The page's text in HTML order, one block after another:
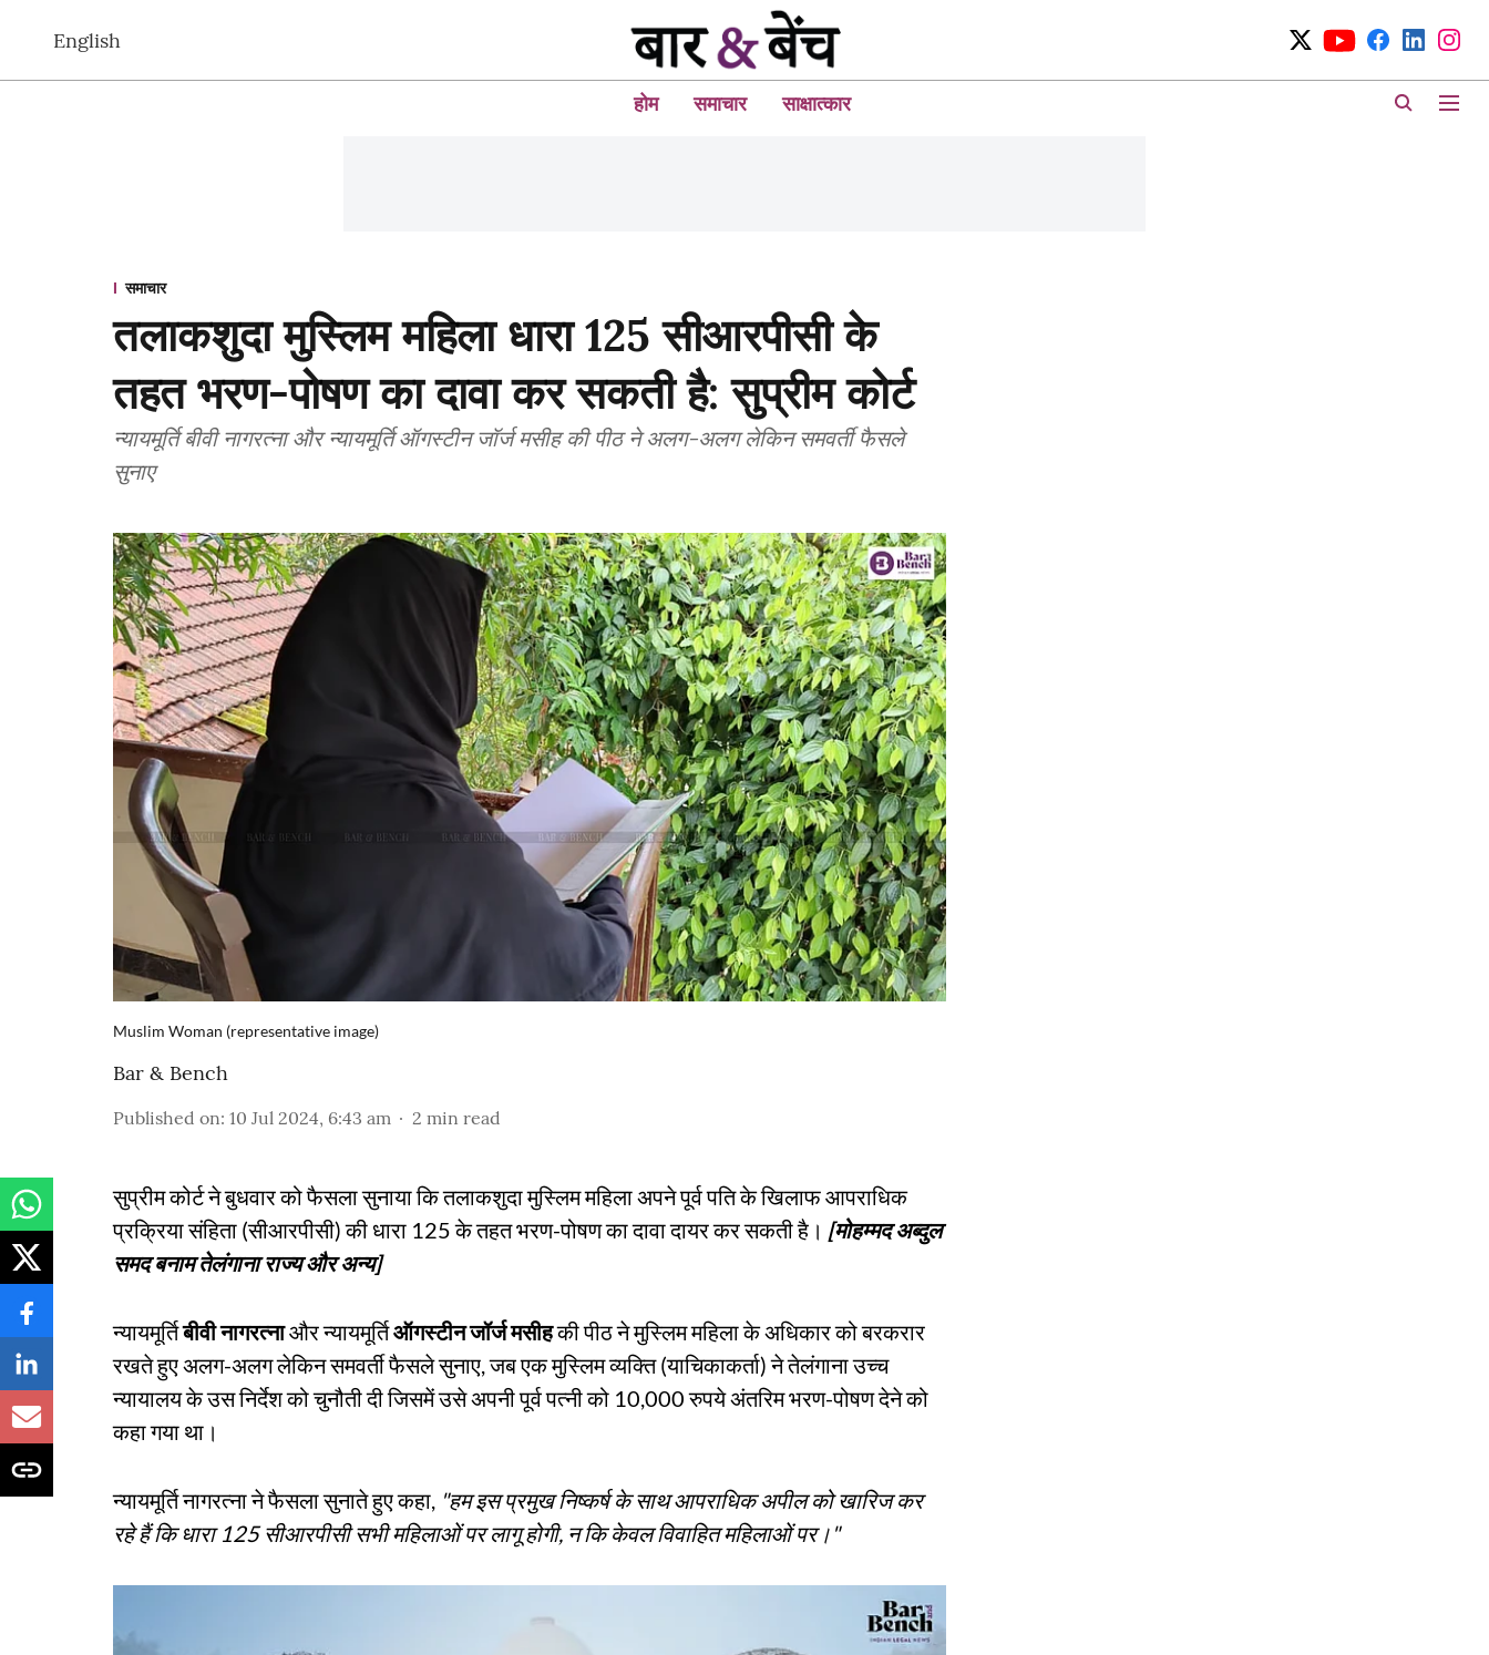
English
होम समाचार साक्षात्कार
समाचार
तलाकशुदा मुस्लिम महिला धारा 125 सीआरपीसी के
तहत भरण-पोषण का दावा कर सकती है: सुप्रीम कोर्ट
न्यायमूर्ति बीवी नागरत्ना और न्यायमूर्ति ऑगस्टीन जॉर्ज मसीह की पीठ ने अलग-अलग लेकिन समवर्ती फैसले
सुनाए
Muslim Woman (representative image)
Bar & Bench
Published on: 10 Jul 2024, 6:43 am 2 min read
सुप्रीम कोर्ट ने बुधवार को फैसला सुनाया कि तलाकशुदा मुस्लिम महिला अपने पूर्व पति के खिलाफ आपराधिक
प्रक्रिया संहिता (सीआरपीसी) की धारा 125 के तहत भरण-पोषण का दावा दायर कर सकती है। [मोहम्मद अब्दुल
समद बनाम तेलंगाना राज्य और अन्य]
न्यायमूर्तिबीवी नागरत्नाऔर न्यायमूर्तिऑगस्टीन जॉर्ज मसीहकी पीठ ने मुस्लिम महिला के अधिकार को बरकरार
रखते हुए अलग-अलग लेकिन समवर्ती फैसले सुनाए, जब एक मुस्लिम व्यक्ति (याचिकाकर्ता) ने तेलंगाना उच्च
न्यायालय के उस निर्देश को चुनौती दी जिसमें उसे अपनी पूर्व पत्नी को 10,000 रुपये अंतरिम भरण-पोषण देने को
कहा गया था।
न्यायमूर्ति नागरत्ना ने फैसला सुनाते हुए कहा, "हम इस प्रमुख निष्कर्ष के साथ आपराधिक अपील को खारिज कर
रहे हैं कि धारा 125 सीआरपीसी सभी महिलाओं पर लागू होगी, न कि केवल विवाहित महिलाओं पर।"